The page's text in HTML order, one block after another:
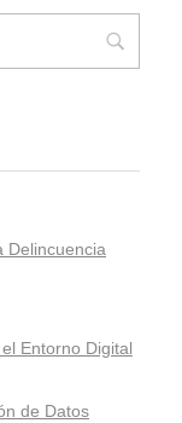
Delincuencia
Entorno Digital
de Datos